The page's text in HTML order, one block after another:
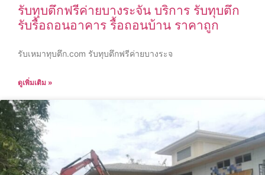
รับทุบตึกฟรีค่ายบางระจัน บริการ รับทุบตึก
รับรื้อถอนอาคาร รื้อถอนบ้าน ราคาถูก
รับเหมาทุบตึก.com รับทุบตึกฟรีค่ายบางระจ
ดูเพิ่มเติม »